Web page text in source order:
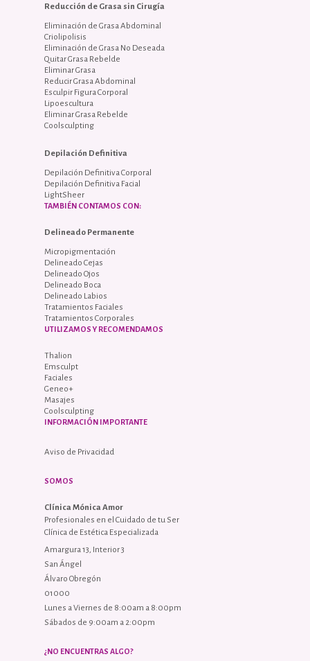
Reducción de Grasa sin Cirugía
Eliminación de Grasa Abdominal
Criolipolisis
Eliminación de Grasa No Deseada
Quitar Grasa Rebelde
Eliminar Grasa
Reducir Grasa Abdominal
Esculpir Figura Corporal
Lipoescultura
Eliminar Grasa Rebelde
Coolsculpting
Depilación Definitiva
Depilación Definitiva Corporal
Depilación Definitiva Facial
LightSheer
TAMBIÉN CONTAMOS CON:
Delineado Permanente
Micropigmentación
Delineado Cejas
Delineado Ojos
Delineado Boca
Delineado Labios
Tratamientos Faciales
Tratamientos Corporales
UTILIZAMOS Y RECOMENDAMOS
Thalion
Emsculpt
Faciales
Geneo+
Masajes
Coolsculpting
INFORMACIÓN IMPORTANTE
Aviso de Privacidad
SOMOS
Clínica Mónica Amor
Profesionales en el Cuidado de tu Ser
Clínica de Estética Especializada
Amargura 13, Interior 3
San Ángel
Álvaro Obregón
01000
Lunes a Viernes de 8:00am a 8:00pm
Sábados de 9:00am a 2:00pm
¿NO ENCUENTRAS ALGO?